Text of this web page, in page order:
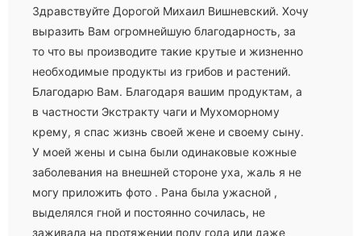
Здравствуйте Дорогой Михаил Вишневский. Хочу
выразить Вам огромнейшую благодарность, за
то что вы производите такие крутые и жизненно
необходимые продукты из грибов и растений.
Благодарю Вам. Благодаря вашим продуктам, а
в частности Экстракту чаги и Мухоморному
крему, я спас жизнь своей жене и своему сыну.
У моей жены и сына были одинаковые кожные
заболевания на внешней стороне уха, жаль я не
могу приложить фото . Рана была ужасной ,
выделялся гной и постоянно сочилась, не
заживала на протяжении полу года или даже